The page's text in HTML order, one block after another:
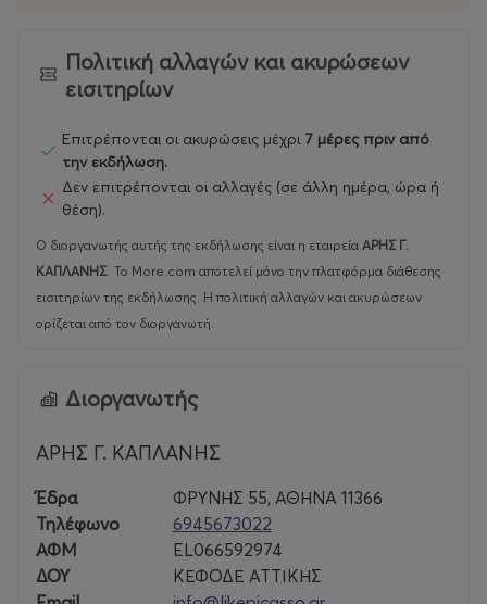
Πολιτική αλλαγών και ακυρώσεων
εισιτηρίων
Επιτρέπονται οι ακυρώσεις μέχρι 7 μέρες πριν από
την εκδήλωση.
Δεν επιτρέπονται οι αλλαγές (σε άλλη ημέρα, ώρα ή
θέση).
Ο διοργανωτής αυτής της εκδήλωσης είναι η εταιρεία ΑΡΗΣ Γ.
ΚΑΠΛΑΝΗΣ. Το More.com αποτελεί μόνο την πλατφόρμα διάθεσης
εισιτηρίων της εκδήλωσης. Η πολιτική αλλαγών και ακυρώσεων
ορίζεται από τον διοργανωτή.
Διοργανωτής
ΑΡΗΣ Γ. ΚΑΠΛΑΝΗΣ
Έδρα
ΦΡΥΝΗΣ 55, ΑΘΗΝΑ 11366
Τηλέφωνο
6945673022
ΑΦΜ
EL066592974
ΔΟΥ
ΚΕΦΟΔΕ ΑΤΤΙΚΗΣ